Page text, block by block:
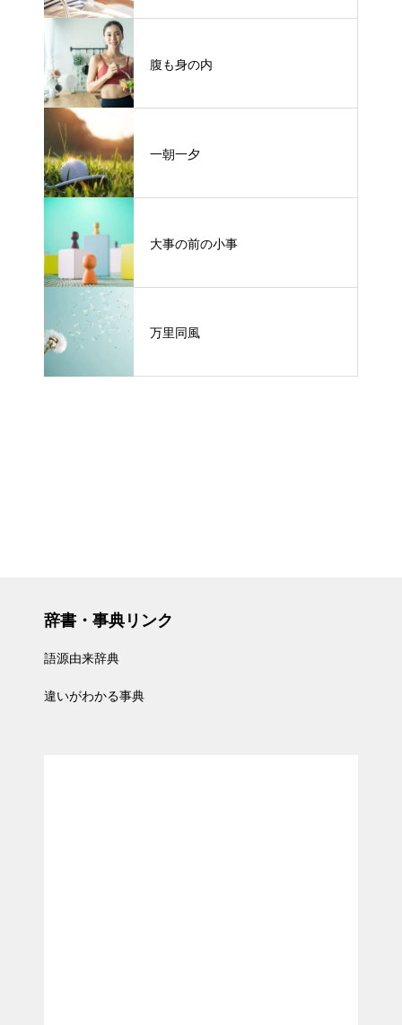
腹も身の内
一朝一夕
大事の前の小事
万里同風
辞書・事典リンク
語源由来辞典
違いがわかる事典